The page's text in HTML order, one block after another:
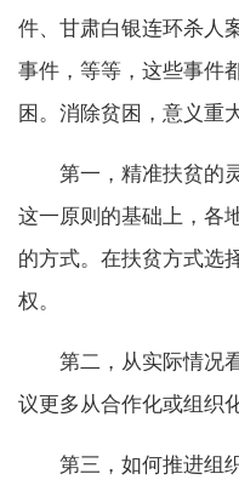
件、甘肃白银连环杀人
事件，等等，这些事件
困。消除贫困，意义重
第一，精准扶贫的
这一原则的基础上，各
的方式。在扶贫方式选
权。
第二，从实际情况
议更多从合作化或组织
第三，如何推进组